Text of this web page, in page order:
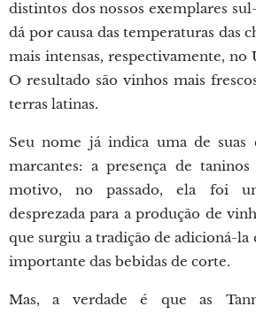
distintos dos nossos exemplares
dá por causa das temperaturas das
mais intensas, respectivamente, no
O resultado são vinhos mais
terras latinas.
Seu nome já indica uma de suas
marcantes: a presença de
motivo, no passado, ela foi
desprezada para a produção de
que surgiu a tradição de adicioná-
importante das bebidas de corte.
Mas, a verdade é que as